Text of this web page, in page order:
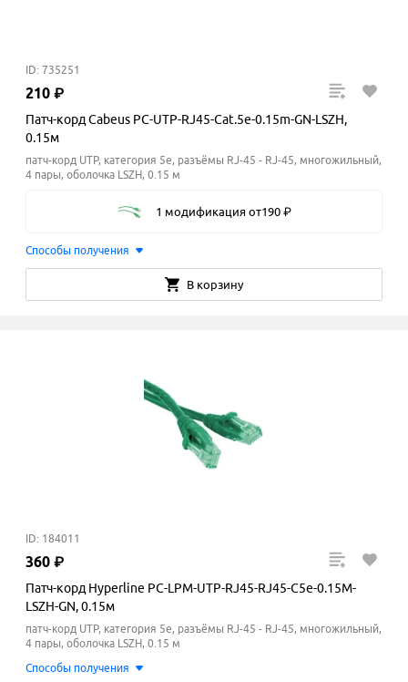
ID: 735251
210 ₽
Патч-корд Cabeus PC-UTP-RJ45-Cat.5e-0.15m-GN-LSZH,
0.15м
патч-корд UTP, категория 5e, разъёмы RJ-45 - RJ-45, многожильный,
4 пары, оболочка LSZH, 0.15 м
1 модификация от190 ₽
Способы получения
В корзину
ID: 184011
360 ₽
Патч-корд Hyperline PC-LPM-UTP-RJ45-RJ45-C5e-0.15M-
LSZH-GN, 0.15м
патч-корд UTP, категория 5e, разъёмы RJ-45 - RJ-45, многожильный,
4 пары, оболочка LSZH, 0.15 м
Способы получения